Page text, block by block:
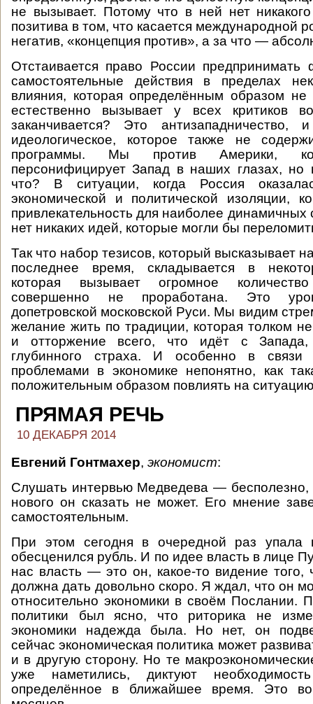
не вызывает. Потому что в ней нет никакого
позитива в том, что касается международной
негатив, «концепция против», а за что —
Отстаивается право России предпринимать
самостоятельные действия в пределах
влияния, которая определённым образом не
естественно вызывает у всех критиков
заканчивается? Это антизападничество,
идеологическое, которое также не
программы. Мы против Америки,
персонифицирует Запад в наших глазах, но
что? В ситуации, когда Россия
экономической и политической изоляции,
привлекательность для наиболее динамичных
нет никаких идей, которые могли бы
Так что набор тезисов, который высказывает
последнее время, складывается в
которая вызывает огромное
совершенно не проработана. Это
допетровской московской Руси. Мы видим
желание жить по традиции, которая толком
и отторжение всего, что идёт с
глубинного страха. И особенно в
проблемами в экономике непонятно, как
положительным образом повлиять на
ПРЯМАЯ РЕЧЬ
10 ДЕКАБРЯ 2014
Евгений Гонтмахер, экономист:
Слушать интервью Медведева — бесполезно,
нового он сказать не может. Его мнение
самостоятельным.
При этом сегодня в очередной раз
обесценился рубль. И по идее власть в лице
нас власть — это он, какое-то видение того,
должна дать довольно скоро. Я ждал, что он
относительно экономики в своём Послании.
политики был ясно, что риторика не
экономики надежда была. Но нет, он
сейчас экономическая политика может
и в другую сторону. Но те
уже наметились, диктуют
определённое в ближайшее время. Это